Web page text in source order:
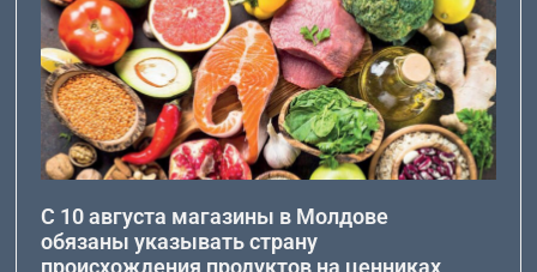
С 10 августа магазины в Молдове
обязаны указывать страну
происхождения продуктов на ценниках